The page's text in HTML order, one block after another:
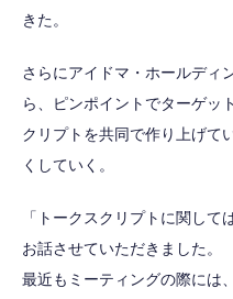
きた。
さらにアイドマ・ホールディ
ら、ピンポイントでターゲッ
クリプトを共同で作り上げて
くしていく。
「トークスクリプトに関し
お話させていただきました。
最近もミーティングの際には